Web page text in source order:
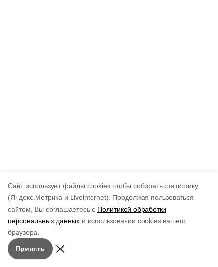
Cайт использует файлы cookies чтобы собирать статистику
(Яндекс.Метрика и Liveinternet).
Продолжая пользоваться
сайтом, Вы соглашаетесь с Политикой обработки
персональных данных и использовании cookies вашего
браузера.
Принять